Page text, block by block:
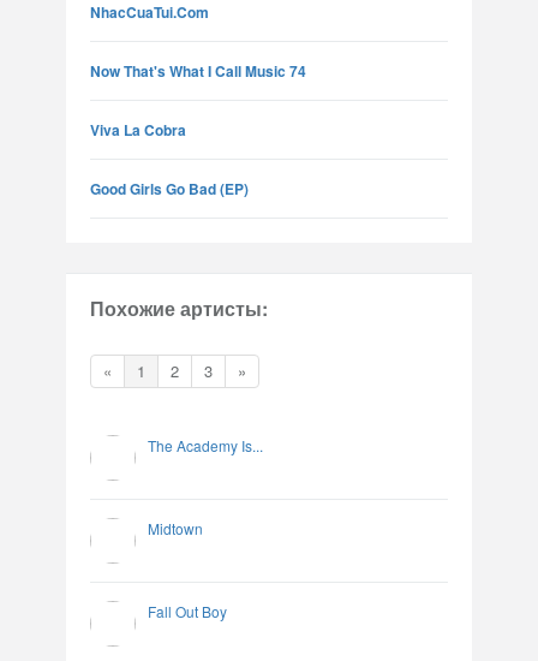
NhacCuaTui.Com
Now That's What I Call Music 74
Viva La Cobra
Good Girls Go Bad (EP)
Похожие артисты:
« 1 2 3 »
The Academy Is...
Midtown
Fall Out Boy